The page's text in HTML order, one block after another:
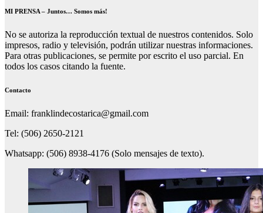
MI PRENSA – Juntos… Somos más!
No se autoriza la reproducción textual de nuestros contenidos. Solo
impresos, radio y televisión, podrán utilizar nuestras informaciones.
Para otras publicaciones, se permite por escrito el uso parcial. En
todos los casos citando la fuente.
Contacto
Email: franklindecostarica@gmail.com
Tel: (506) 2650-2121
Whatsapp: (506) 8938-4176 (Solo mensajes de texto).